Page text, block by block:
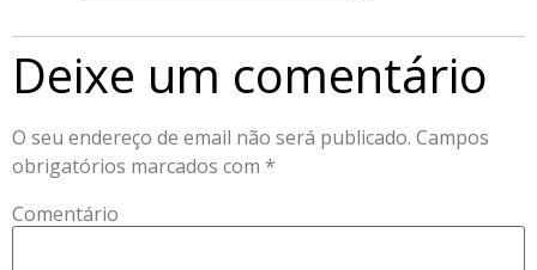
Deixe um comentário
O seu endereço de email não será publicado. Campos
obrigatórios marcados com *
Comentário